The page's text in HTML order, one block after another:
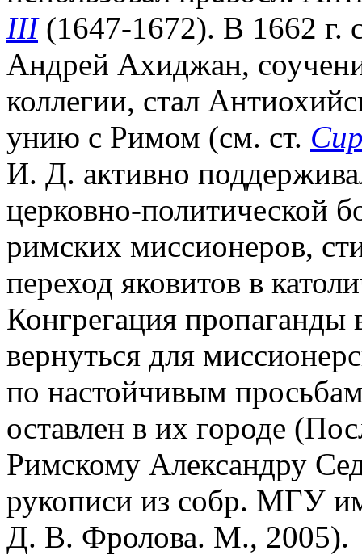
III(1647-1672). В 1662 г.
Андрей Ахиджан,
коллегии, стал
унию с Римом (см. ст.
И. Д. активно
церковно-политической
римских миссионеров,
переход яковитов в
Конгрегация
вернуться для
по настойчивым
оставлен в их городе
Римскому Александру
рукописи из собр. МГУ
Д. В. Фролова. М., 2005).